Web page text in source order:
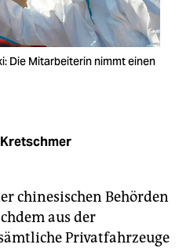
Die Mitarbeiterin nimmt einen
chinesischen Behörden
aus der
Privatfahrzeuge